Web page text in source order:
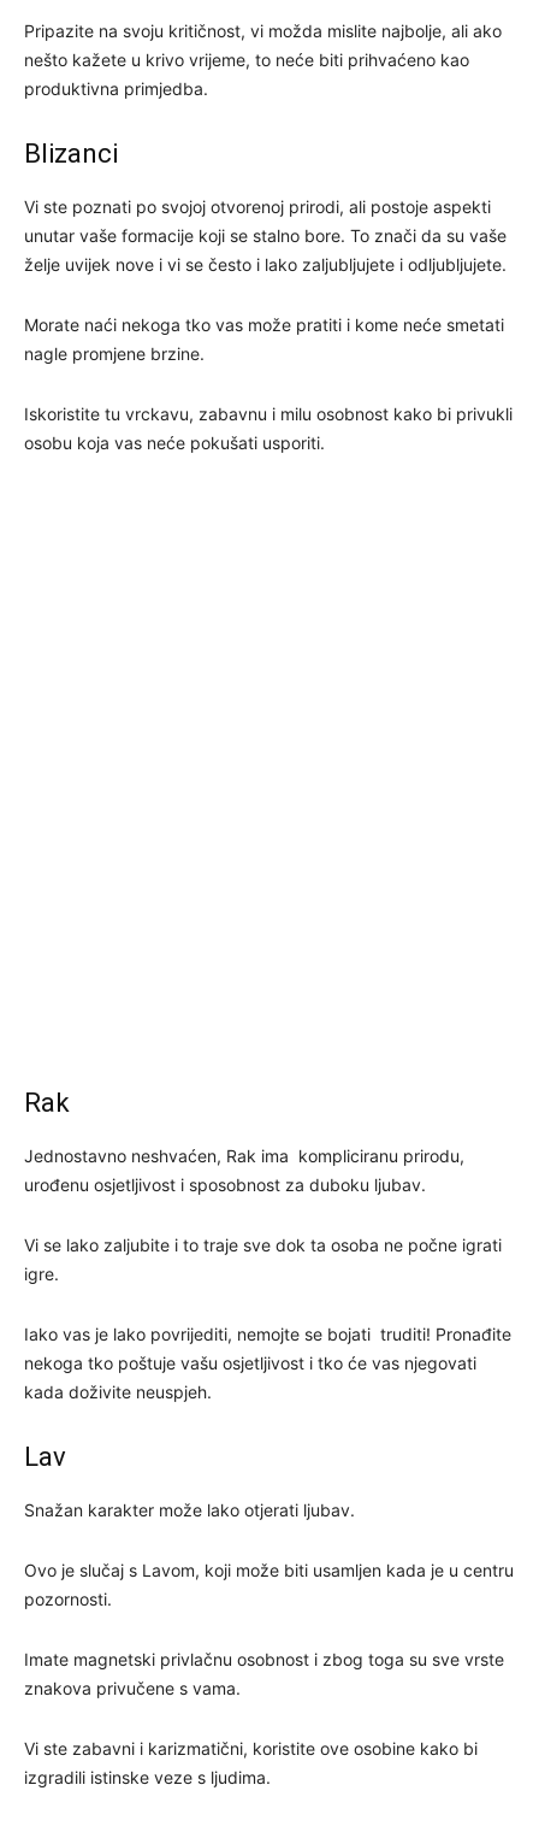
Pripazite na svoju kritičnost, vi možda mislite najbolje, ali ako
nešto kažete u krivo vrijeme, to neće biti prihvaćeno kao
produktivna primjedba.
Blizanci
Vi ste poznati po svojoj otvorenoj prirodi, ali postoje aspekti
unutar vaše formacije koji se stalno bore. To znači da su vaše
želje uvijek nove i vi se često i lako zaljubljujete i odljubljujete.
Morate naći nekoga tko vas može pratiti i kome neće smetati
nagle promjene brzine.
Iskoristite tu vrckavu, zabavnu i milu osobnost kako bi privukli
osobu koja vas neće pokušati usporiti.
Rak
Jednostavno neshvaćen, Rak ima kompliciranu prirodu,
urođenu osjetljivost i sposobnost za duboku ljubav.
Vi se lako zaljubite i to traje sve dok ta osoba ne počne igrati
igre.
Iako vas je lako povrijediti, nemojte se bojati truditi! Pronađite
nekoga tko poštuje vašu osjetljivost i tko će vas njegovati
kada doživite neuspjeh.
Lav
Snažan karakter može lako otjerati ljubav.
Ovo je slučaj s Lavom, koji može biti usamljen kada je u centru
pozornosti.
Imate magnetski privlačnu osobnost i zbog toga su sve vrste
znakova privučene s vama.
Vi ste zabavni i karizmatični, koristite ove osobine kako bi
izgradili istinske veze s ljudima.